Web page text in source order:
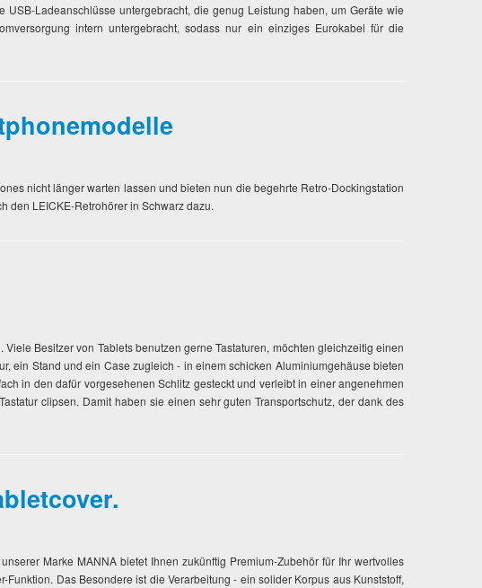
Ladeanschlüsse untergebracht, die genug Leistung haben, um Geräte wie
intern untergebracht, sodass nur ein einziges Eurokabel für die
nicht länger warten lassen und bieten nun die begehrte Retro-Dockingstation
den LEICKE-Retrohörer in Schwarz dazu.
Besitzer von Tablets benutzen gerne Tastaturen, möchten gleichzeitig einen
ein Stand und ein Case zugleich - in einem schicken Aluminiumgehäuse bieten
in den dafür vorgesehenen Schlitz gesteckt und verleibt in einer angenehmen
clipsen. Damit haben sie einen sehr guten Transportschutz, der dank des
Marke MANNA bietet Ihnen zukünftig Premium-Zubehör für Ihr wertvolles
Das Besondere ist die Verarbeitung - ein solider Korpus aus Kunststoff,